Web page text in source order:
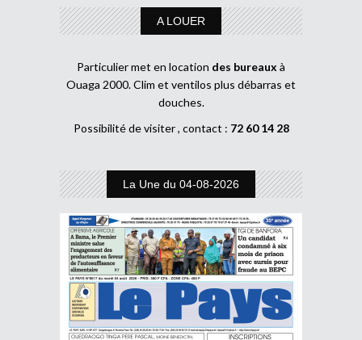
A LOUER
Particulier met en location des bureaux à
Ouaga 2000. Clim et ventilos plus débarras et
douches.
Possibilité de visiter , contact : 72 60 14 28
La Une du 04-08-2026